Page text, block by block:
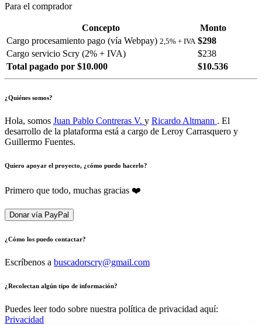
Para el comprador
Concepto
Monto
Cargo procesamiento pago (vía Webpay) 2,5% + IVA $298
Cargo servicio Scry (2% + IVA)
$238
Total pagado por $10.000
$10.536
¿Quiénes somos?
Hola, somos Juan Pablo Contreras V. y Ricardo Altmann . El
desarrollo de la plataforma está a cargo de Leroy Carrasquero y
Guillermo Fuentes.
Quiero apoyar el proyecto, ¿cómo puedo hacerlo?
Primero que todo, muchas gracias ❤️
Donar vía PayPal
¿Cómo los puedo contactar?
Escríbenos a buscadorscry@gmail.com
¿Recolectan algún tipo de información?
Puedes leer todo sobre nuestra política de privacidad aquí:
Privacidad